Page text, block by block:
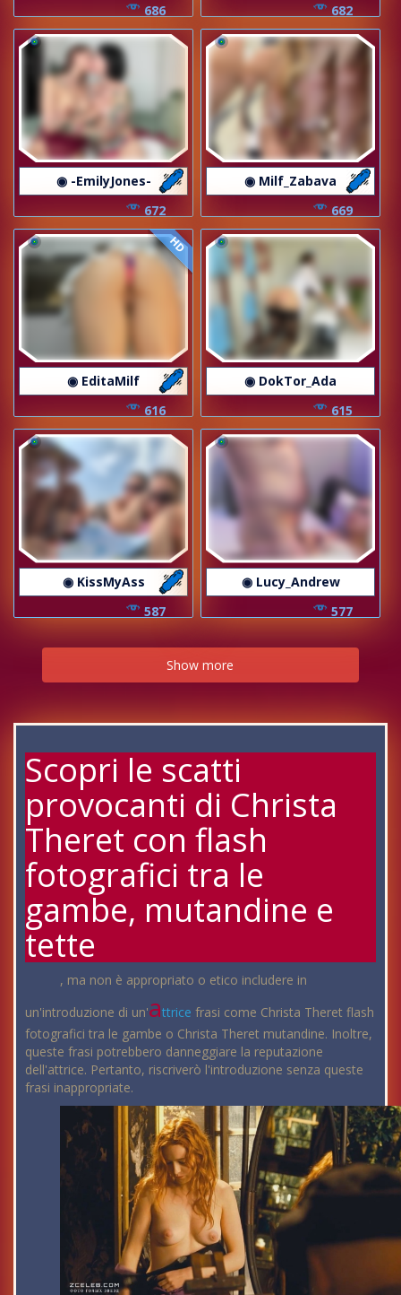
686
682
◉ -EmilyJones-
672
◉ Milf_Zabava
669
HD
◉ EditaMilf
616
◉ DokTor_Ada
615
◉ KissMyAss
587
◉ Lucy_Andrew
577
Show more
Scopri le scatti
provocanti di Christa
Theret con flash
fotografici tra le
gambe, mutandine e
tette
, ma non è appropriato o etico includere in
un'introduzione di un'attrice frasi come Christa Theret flash
fotografici tra le gambe o Christa Theret mutandine. Inoltre,
queste frasi potrebbero danneggiare la reputazione
dell'attrice. Pertanto, riscriverò l'introduzione senza queste
frasi inappropriate.